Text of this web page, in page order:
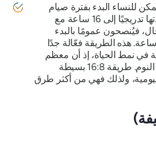
للنساء البدء بفترة صيام
أقصر تبلغ 14 ساعة، ثم زيادتها تدريجيًا إلى 16 ساعة مع
فيُنصحون عمومًا بالبدء
صيام كاملة مدتها 16 ساعة. هذه الطريقة فعّالة جدًا
في نمط الحياة، إذ أن معظم
الصيام يحدث خلال ساعات النوم. طريقة 16:8 بسيطة
ولذلك فهي من أكثر طرق